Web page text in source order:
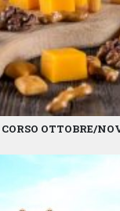
OTTOBRE/